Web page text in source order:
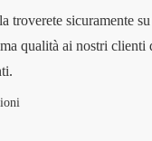
troverete
qualità ai nostri